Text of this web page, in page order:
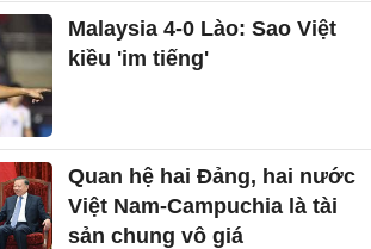
Malaysia 4-0 Lào: Sao Việt
kiều 'im tiếng'
Quan hệ hai Đảng, hai nước
Việt Nam-Campuchia là tài
sản chung vô giá ​